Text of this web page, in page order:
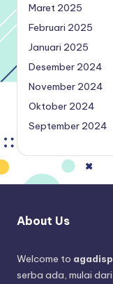
Maret 2025
Februari 2025
Januari 2025
Desember 2024
November 2024
Oktober 2024
September 2024
About Us
Welcome to
serba ada, mulai